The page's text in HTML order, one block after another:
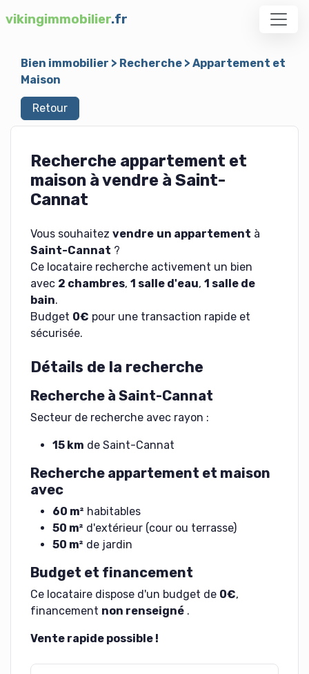
vikingimmobilier.fr
Bien immobilier > Recherche> Appartement et
Maison
Retour
Recherche appartement et
maison à vendre à Saint-
Cannat
Vous souhaitez vendre un appartement à
Saint-Cannat ?
Ce locataire recherche activement un bien
avec 2 chambres, 1 salle d'eau, 1 salle de
bain.
Budget 0€ pour une transaction rapide et
sécurisée.
Détails de la recherche
Recherche à Saint-Cannat
Secteur de recherche avec rayon :
15 km de Saint-Cannat
Recherche appartement et maison
avec
60 m² habitables
50 m² d'extérieur (cour ou terrasse)
50 m² de jardin
Budget et financement
Ce locataire dispose d'un budget de 0€,
financement non renseigné.
Vente rapide possible !